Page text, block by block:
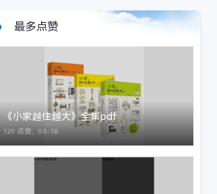
最多点赞
《小家越住越大》全集pdf
129 点赞， 03-18